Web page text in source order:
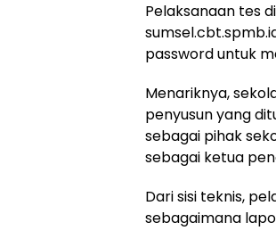
Pelaksanaan tes
password untuk
Menariknya,
penyusun yang
sebagai pihak
sebagai ketua
Dari sisi teknis,
sebagaimana